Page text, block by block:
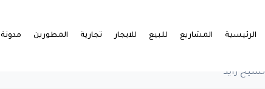
الرئيسية المشاريع للبيع للايجار تجارية المطورين مدونة
زايد